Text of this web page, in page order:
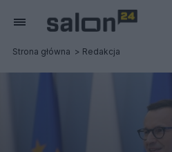
Strona główna Redakcja